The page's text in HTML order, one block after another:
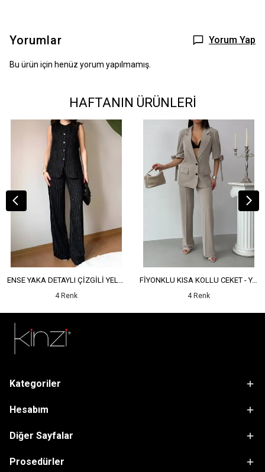
Yorumlar Yorum Yap
Bu ürün için henüz yorum yapılmamış.
HAFTANIN ÜRÜNLERİ
ENSE YAKA DETAYLI ÇİZGİLİ YELEK - YÜKSEK BEL DETAYLI ÇİZGİLİ PANTOLON
4 Renk
FİYONKLU KISA KOLLU CEKET - YÜKSEK BEL SALAŞ PANTOLON
4 Renk
Kategoriler
Hesabım
Diğer Sayfalar
Prosedürler